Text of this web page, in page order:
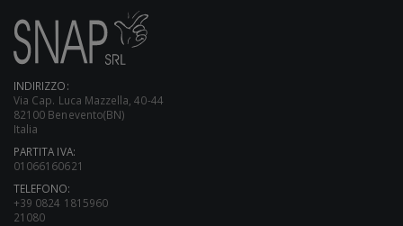
INDIRIZZO:
Via Cap. Luca Mazzella, 40-44
82100 Benevento(BN)
Italia
PARTITA IVA:
01066160621
TELEFONO:
+39 0824 1815960
21080